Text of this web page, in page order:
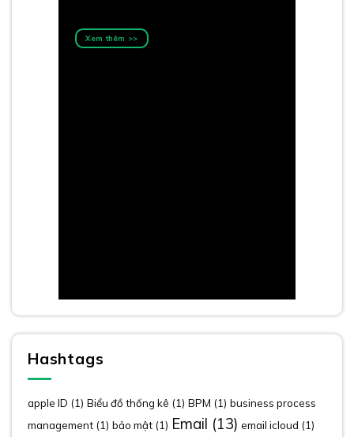
Xem thêm >>
Hashtags
apple ID (1) Biểu đồ thống kê (1) BPM (1) business process
management (1) bảo mật (1) Email (13) email icloud (1)